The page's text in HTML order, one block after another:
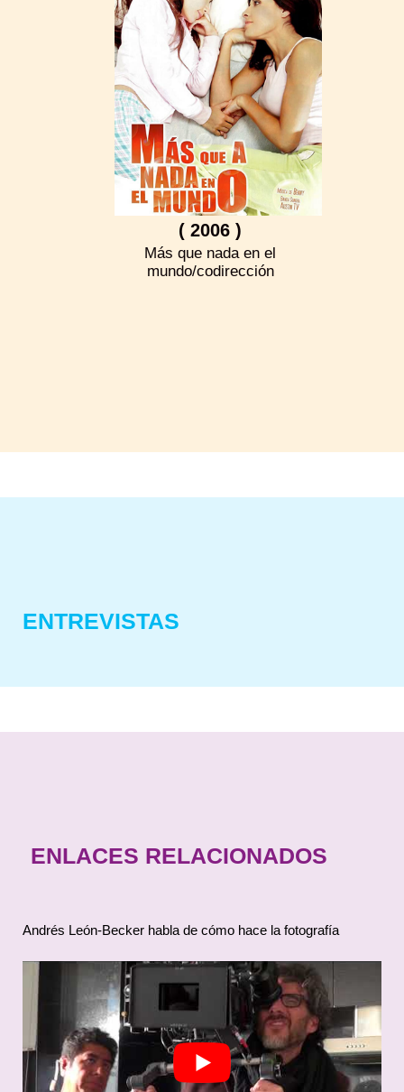
( 2006 )
Más que nada en el
mundo/codirección
ENTREVISTAS
ENLACES RELACIONADOS
Andrés León-Becker habla de cómo hace la fotografía